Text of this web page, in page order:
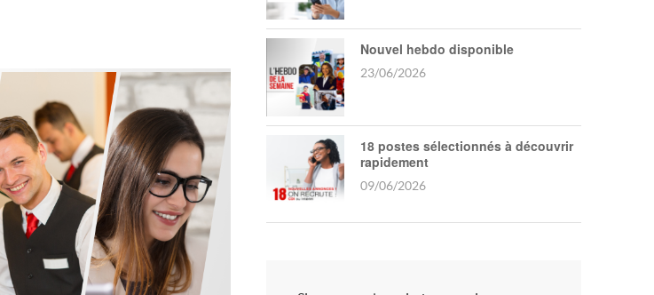
Nouvel hebdo disponible
23/06/2026
18 postes sélectionnés à découvrir
rapidement
09/06/2026